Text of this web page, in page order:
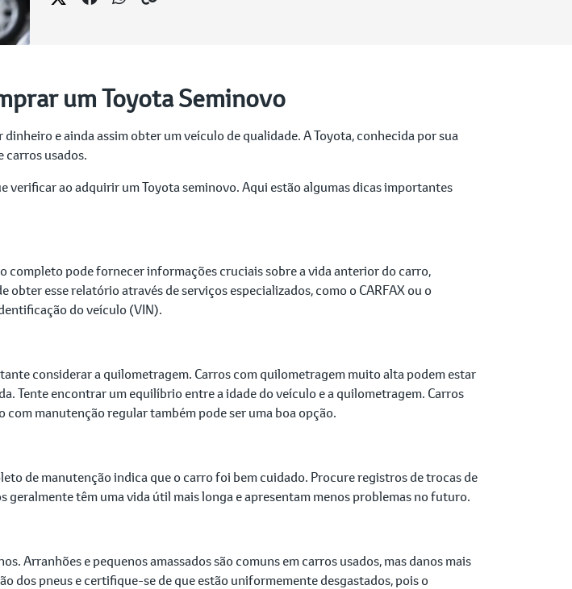
um Toyota Seminovo
e ainda assim obter um veículo de qualidade. A Toyota, conhecida por sua
carros usados.
verificar ao adquirir um Toyota seminovo. Aqui estão algumas dicas importantes
pode fornecer informações cruciais sobre a vida anterior do carro,
esse relatório através de serviços especializados, como o CARFAX ou o
do veículo (VIN).
considerar a quilometragem. Carros com quilometragem muito alta podem estar
Tente encontrar um equilíbrio entre a idade do veículo e a quilometragem. Carros
manutenção regular também pode ser uma boa opção.
de manutenção indica que o carro foi bem cuidado. Procure registros de trocas de
têm uma vida útil mais longa e apresentam menos problemas no futuro.
Arranhões e pequenos amassados são comuns em carros usados, mas danos mais
dos pneus e certifique-se de que estão uniformemente desgastados, pois o